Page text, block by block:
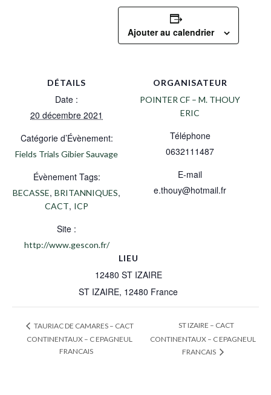
Ajouter au calendrier
DÉTAILS
Date :
20 décembre 2021
Catégorie d’Évènement:
Fields Trials Gibier Sauvage
Évènement Tags:
BECASSE, BRITANNIQUES,
CACT, ICP
Site :
http://www.gescon.fr/
LIEU
12480 ST IZAIRE
ST IZAIRE, 12480 France
ORGANISATEUR
POINTER CF – M. THOUY
ERIC
Téléphone
0632111487
E-mail
e.thouy@hotmail.fr
TAURIAC DE CAMARES – CACT
CONTINENTAUX – C EPAGNEUL
FRANCAIS
ST IZAIRE – CACT
CONTINENTAUX – C EPAGNEUL
FRANCAIS